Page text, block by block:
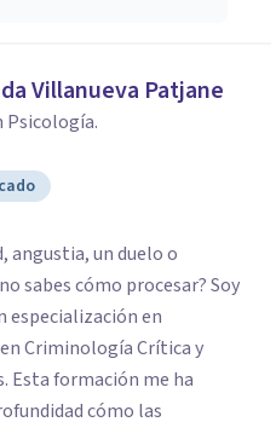
Villanueva Patjane
angustia, un duelo o
sabes cómo procesar? Soy
especialización en
Criminología Crítica y
Esta formación me ha
cómo las